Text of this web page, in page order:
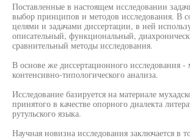
Поставленные в настоящем исследовании
выбор принципов и методов исследования. В
целями и задачами диссертации, в ней
описательный, функциональный,
сравнительный методы исследования.
В основе же диссертационного исследования -
контенсивно-типологического анализа.
Исследование базируется на материале
принятого в качестве опорного диалекта
рутульского языка.
Научная новизна исследования заключается в